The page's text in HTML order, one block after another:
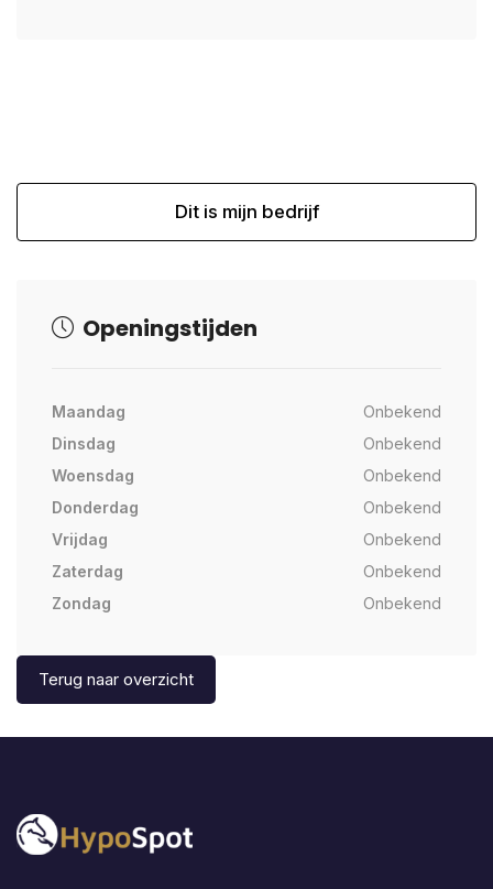
Dit is mijn bedrijf
Openingstijden
Maandag
Onbekend
Dinsdag
Onbekend
Woensdag
Onbekend
Donderdag
Onbekend
Vrijdag
Onbekend
Zaterdag
Onbekend
Zondag
Onbekend
Terug naar overzicht